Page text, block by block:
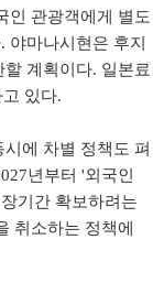
인 관광객에게 별도
야마나시현은 후지
계획이다. 일본료
있다.
에 차별 정책도 펴
년부터 '외국인
기간 확보하려는
취소하는 정책에